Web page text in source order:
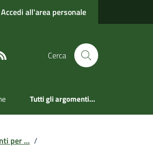
Accedi all'area personale
Cerca
Tutti gli argomenti...
per ... /